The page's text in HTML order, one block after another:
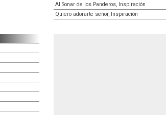
Al Sonar de los Panderos, Inspiración
Quiero adorarte señor, Inspiración